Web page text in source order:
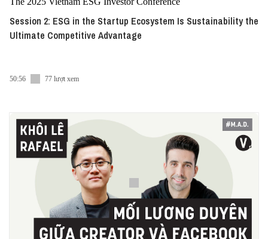
Session 2: ESG in the Startup Ecosystem Is Sustainability the
Ultimate Competitive Advantage
50:56 77 lượt xem